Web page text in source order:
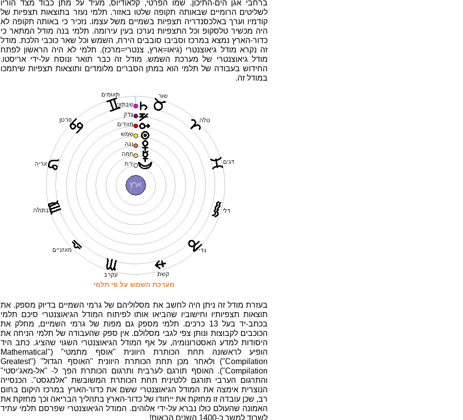
ברחבי אגן הים-התיכון. שמו הפרטי, קלאודיוס, מעיד על מתן כבוד מצד הוריו
לשליטים הרומיים שבאותה תקופה שלטו באזור. תלמי נעזר בתוצאות תצפיות של
קודמיו וערך באלכסנדריה תצפיות בשמיים משל עצמו. נזכיר כי באותה תקופה לא
היה מכשיר טלסקופ וכל התצפיות נערכו בעין עירומה. תלמי בנה מודל המתאר כי
כדור-הארץ נמצא במרכז וסביבו סובבים הירח, השמש וכל שאר כוכבי הלכת. מודל
זה נקרא מודל גיאוצנטרי (גיאו=ארץ, צנטרי=מרכז). תלמי לא היה הראשון לפתח
מודל גיאוצנטרי של מערכת השמש. מודל זה כבר תואר ונוסח על-ידי אריסטו.
החידוש בעבודה של תלמי הוא במתן הסברים מלומדים ותוצאות תצפיות שיתמכו
במודל זה.
מערכת השמש על פי תלמי
בעזרת מודל זה ניתן היה לחשב את מסלוליהם של גרמי השמיים בדיוק מספק. את
תוצאות תצפיותיו וחישוביו שהביאו אותו לפיתוח המודל הגיאוצנטרי סיכם תלמי
בכתב-יד בעל 13 כרכים. תלמי מספק גם מפות של גרמי השמיים, מחלק את
הכוכבים לקבוצות ונותן צפי לגבי מסלולם. אין ספק שהעבודה של תלמי הניחה את
היסודות למדע האסטרונומיה, על אף המודל הגיאוצנטרי השגוי שהציג. כתב היד
הופיע לראשונה תחת הכותרת היוונית "אוסף מתמטי" ("Mathematical
Compilation") ולאחר מכן תחת הכותרת היוונית "האוסף הגדול" ("Greatest
Compilation"). האוסף תורגם לערבית ותרגום הכותרת הפך ל- "אל-מאג'יסטי"
והתרגום הערבי תורגם ללטינית תחת הכותרת המשובשת "אלמגסט". הכנסייה
הנוצרית אימצה את המודל הגיאוצנטרי ששם את כדור-הארץ במרכז היקום בחום
רב, שכן עובדה זו מחזקת את ייחודו של כדור-הארץ בתהליך הבריאה וכך מחזקת את
האמונה שהעולם כולו נברא על-ידי אלוהים. המודל הגיאוצנטרי שפרסם תלמי עתיד
לשרוד למשך כ-1400 השנים הבאות!